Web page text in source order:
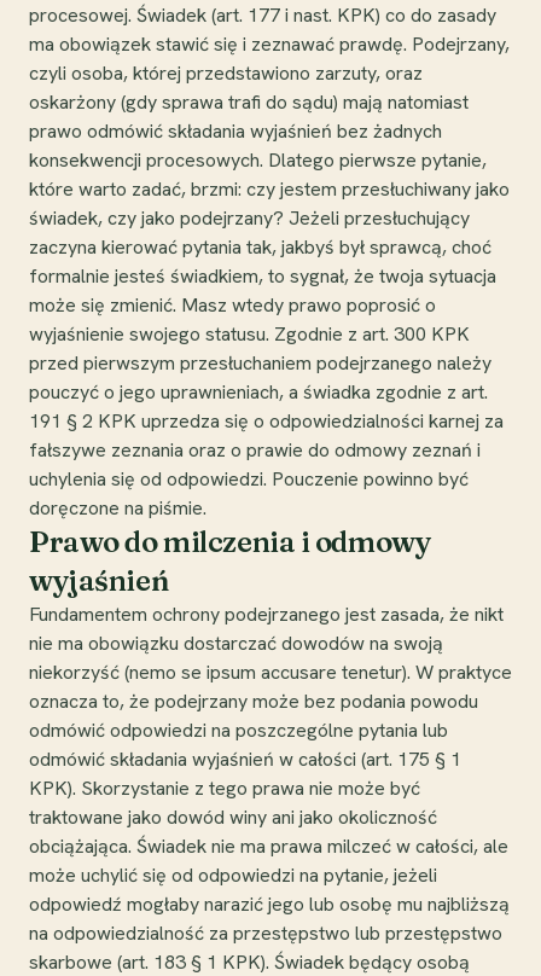
procesowej. Świadek (art. 177 i nast. KPK) co do zasady
ma obowiązek stawić się i zeznawać prawdę. Podejrzany,
czyli osoba, której przedstawiono zarzuty, oraz
oskarżony (gdy sprawa trafi do sądu) mają natomiast
prawo odmówić składania wyjaśnień bez żadnych
konsekwencji procesowych. Dlatego pierwsze pytanie,
które warto zadać, brzmi: czy jestem przesłuchiwany jako
świadek, czy jako podejrzany? Jeżeli przesłuchujący
zaczyna kierować pytania tak, jakbyś był sprawcą, choć
formalnie jesteś świadkiem, to sygnał, że twoja sytuacja
może się zmienić. Masz wtedy prawo poprosić o
wyjaśnienie swojego statusu. Zgodnie z art. 300 KPK
przed pierwszym przesłuchaniem podejrzanego należy
pouczyć o jego uprawnieniach, a świadka zgodnie z art.
191 § 2 KPK uprzedza się o odpowiedzialności karnej za
fałszywe zeznania oraz o prawie do odmowy zeznań i
uchylenia się od odpowiedzi. Pouczenie powinno być
doręczone na piśmie.
Prawo do milczenia i odmowy
wyjaśnień
Fundamentem ochrony podejrzanego jest zasada, że nikt
nie ma obowiązku dostarczać dowodów na swoją
niekorzyść (nemo se ipsum accusare tenetur). W praktyce
oznacza to, że podejrzany może bez podania powodu
odmówić odpowiedzi na poszczególne pytania lub
odmówić składania wyjaśnień w całości (art. 175 § 1
KPK). Skorzystanie z tego prawa nie może być
traktowane jako dowód winy ani jako okoliczność
obciążająca. Świadek nie ma prawa milczeć w całości, ale
może uchylić się od odpowiedzi na pytanie, jeżeli
odpowiedź mogłaby narazić jego lub osobę mu najbliższą
na odpowiedzialność za przestępstwo lub przestępstwo
skarbowe (art. 183 § 1 KPK). Świadek będący osobą